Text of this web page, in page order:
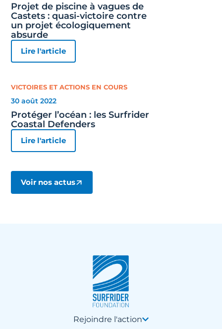
Projet de piscine à vagues de
Castets : quasi-victoire contre
un projet écologiquement
absurde
Lire l'article
VICTOIRES ET ACTIONS EN COURS
30 août 2022
Protéger l’océan : les Surfrider
Coastal Defenders
Lire l'article
Voir nos actus
Rejoindre l'action